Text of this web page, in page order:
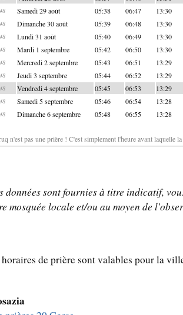
Samedi 29 août 05:38 06:47 13:30
Dimanche 30 août 05:39 06:48 13:30
Lundi 31 août 05:40 06:49 13:30
Mardi 1 septembre 05:42 06:50 13:30
Mercredi 2 septembre 05:43 06:51 13:29
Jeudi 3 septembre 05:44 06:52 13:29
Vendredi 4 septembre 05:45 06:53 13:29
Samedi 5 septembre 05:46 06:54 13:28
Dimanche 6 septembre 05:48 06:55 13:28
n'est pas une prière ! C'est simplement l'heure avant laquelle
données sont fournies à titre indicatif,
mosquée locale et/ou au moyen de
horaires de prière sont valables pour la